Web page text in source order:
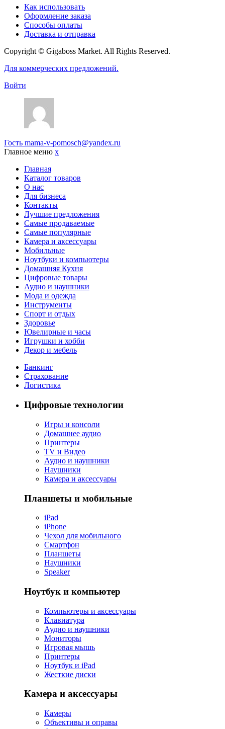
Как использовать
Оформление заказа
Способы оплаты
Доставка и отправка
Copyright © Gigaboss Market. All Rights Reserved.
Для коммерческих предложений.
Войти
Гость mama-v-pomosch@yandex.ru
Главное меню x
Главная
Каталог товаров
О нас
Для бизнеса
Контакты
Лучшие предложения
Самые продаваемые
Самые популярные
Камера и аксессуары
Мобильные
Ноутбуки и компьютеры
Домашняя Кухня
Цифровые товары
Аудио и наушники
Мода и одежда
Инструменты
Спорт и отдых
Здоровье
Ювелирные и часы
Игрушки и хобби
Декор и мебель
Банкинг
Страхование
Логистика
Цифровые технологии
Игры и консоли
Домашнее аудио
Принтеры
TV и Видео
Аудио и наушники
Наушники
Камера и аксессуары
Планшеты и мобильные
iPad
iPhone
Чехол для мобильного
Смартфон
Планшеты
Наушники
Speaker
Ноутбук и компьютер
Компьютеры и аксессуары
Клавиатура
Аудио и наушники
Мониторы
Игровая мышь
Принтеры
Ноутбук и iPad
Жесткие диски
Камера и аксессуары
Камеры
Объективы и оправы